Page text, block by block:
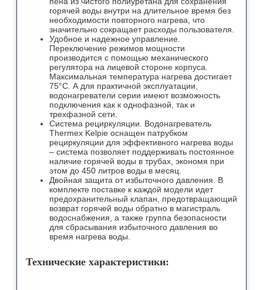
горячей воды внутри на длительное время без
необходимости повторного нагрева, что
значительно сокращает расходы пользователя.
Удобное и надежное управление.
Переключение режимов мощности
производится с помощью механического
регулятора на лицевой стороне корпуса.
Максимальная температура нагрева достигает
75°С. А для практичной эксплуатации,
водонагреватели серии имеют возможность
подключения как к однофазной, так и
трехфазной сети.
Система рециркуляции. Водонагреватель
Thermex Kelpie оснащен патрубком
рециркуляции для эффективного нагрева воды
– система позволяет поддерживать постоянное
наличие горячей воды в трубах, экономя при
этом до 450 литров воды в месяц.
Двойная защита от избыточного давления. В
комплекте поставке к каждой модели идет
предохранительный клапан, предотвращающий
возврат горячей воды обратно в магистраль
водоснабжения, а также группа безопасности
для сбрасывания избыточного давления во
время нагрева воды.
Технические характеристики: